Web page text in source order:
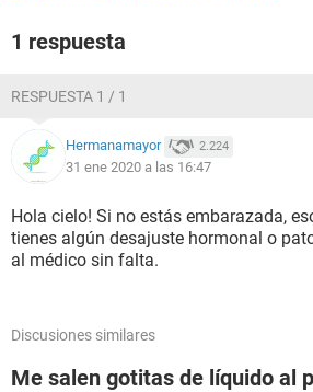
1 respuesta
RESPUESTA 1 / 1
Hermanamayor 2.224
31 ene 2020 a las 16:47
Hola cielo! Si no estás embarazada,
tienes algún desajuste hormonal o
al médico sin falta.
Discusiones similares
Me salen gotitas de líquido al